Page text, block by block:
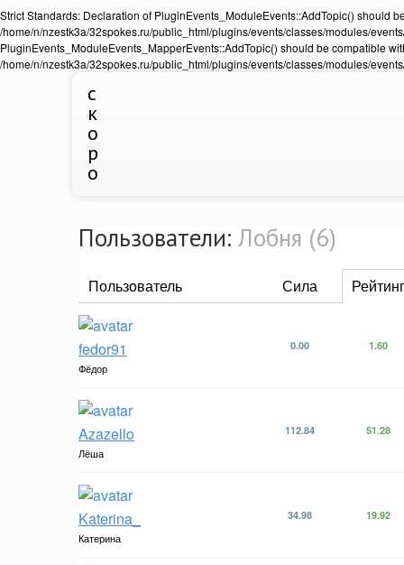
Strict Standards: Declaration of PluginEvents_ModuleEvents::AddTopic() should
/home/n/nzestk3a/32spokes.ru/public_html/plugins/events/classes/modules/
PluginEvents_ModuleEvents_MapperEvents::AddTopic() should be compatible
/home/n/nzestk3a/32spokes.ru/public_html/plugins/events/classes/modules/
с
к
о
р
о
Пользователи: Лобня (6)
Пользователь Сила Рейтинг
fedor91
Фёдор
0.00 1.60
Azazello
Лёша
112.84 51.28
Katerina_
Катерина
34.98 19.92